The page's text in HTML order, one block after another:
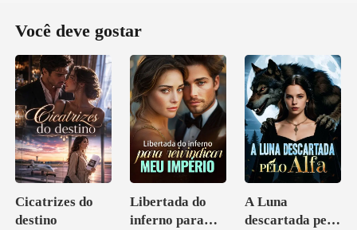
Você deve gostar
Cicatrizes do
destino
Libertada do
inferno para
A Luna
descartada pelo